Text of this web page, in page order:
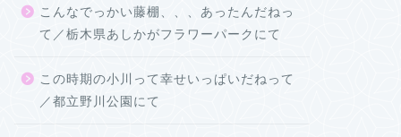
こんなでっかい藤棚、、、あったんだねっ
て／栃木県あしかがフラワーパークにて
この時期の小川って幸せいっぱいだねって
／都立野川公園にて